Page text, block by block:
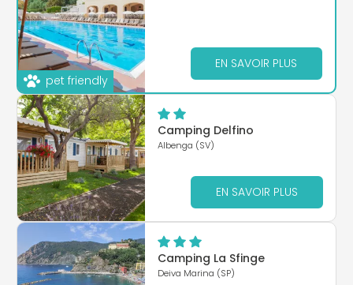
pet friendly
EN SAVOIR PLUS
Camping Delfino
Albenga (SV)
EN SAVOIR PLUS
Camping La Sfinge
Deiva Marina (SP)